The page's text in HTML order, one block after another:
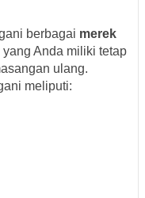
berbagai merek
Anda miliki tetap
ulang.
meliputi: